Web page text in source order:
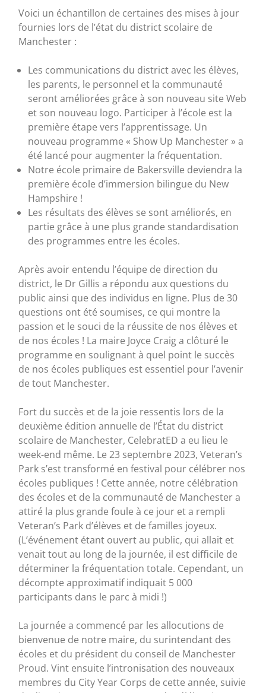
Voici un échantillon de certaines des mises à jour
fournies lors de l’état du district scolaire de
Manchester :
Les communications du district avec les élèves,
les parents, le personnel et la communauté
seront améliorées grâce à son nouveau site Web
et son nouveau logo. Participer à l’école est la
première étape vers l’apprentissage. Un
nouveau programme « Show Up Manchester » a
été lancé pour augmenter la fréquentation.
Notre école primaire de Bakersville deviendra la
première école d’immersion bilingue du New
Hampshire !
Les résultats des élèves se sont améliorés, en
partie grâce à une plus grande standardisation
des programmes entre les écoles.
Après avoir entendu l’équipe de direction du
district, le Dr Gillis a répondu aux questions du
public ainsi que des individus en ligne. Plus de 30
questions ont été soumises, ce qui montre la
passion et le souci de la réussite de nos élèves et
de nos écoles ! La maire Joyce Craig a clôturé le
programme en soulignant à quel point le succès
de nos écoles publiques est essentiel pour l’avenir
de tout Manchester.
Fort du succès et de la joie ressentis lors de la
deuxième édition annuelle de l’État du district
scolaire de Manchester, CelebratED a eu lieu le
week-end même. Le 23 septembre 2023, Veteran’s
Park s’est transformé en festival pour célébrer nos
écoles publiques ! Cette année, notre célébration
des écoles et de la communauté de Manchester a
attiré la plus grande foule à ce jour et a rempli
Veteran’s Park d’élèves et de familles joyeux.
(L’événement étant ouvert au public, qui allait et
venait tout au long de la journée, il est difficile de
déterminer la fréquentation totale. Cependant, un
décompte approximatif indiquait 5 000
participants dans le parc à midi !)
La journée a commencé par les allocutions de
bienvenue de notre maire, du surintendant des
écoles et du président du conseil de Manchester
Proud. Vint ensuite l’intronisation des nouveaux
membres du City Year Corps de cette année, suivie